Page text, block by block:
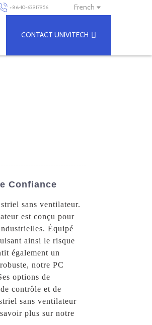
+86-10-62917956 French
CONTACT UNIVITECH
Confiance
sans ventilateur.
est conçu pour
Équipé
ainsi le risque
également un
notre PC
options de
contrôle et de
sans ventilateur
plus sur notre